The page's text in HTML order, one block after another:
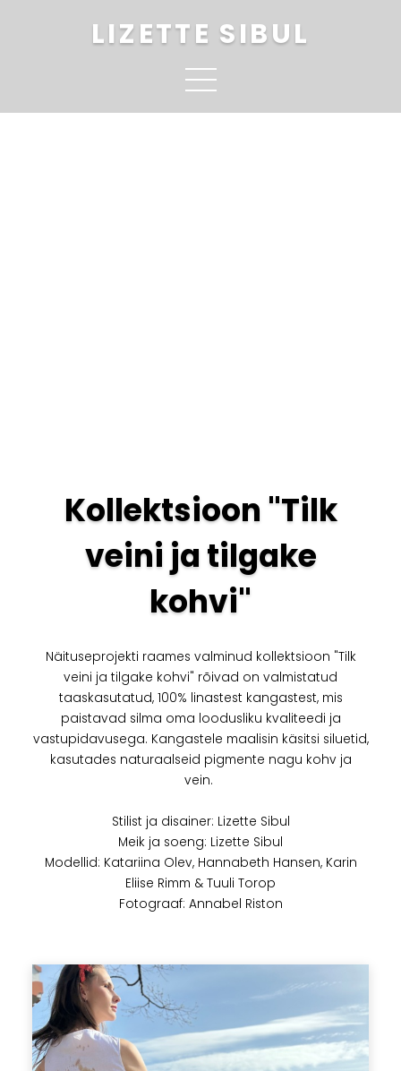
LIZETTE SIBUL
Kollektsioon "Tilk
veini ja tilgake
kohvi"
Näituseprojekti raames valminud kollektsioon "Tilk
veini ja tilgake kohvi" rõivad on valmistatud
taaskasutatud, 100% linastest kangastest, mis
paistavad silma oma loodusliku kvaliteedi ja
vastupidavusega. Kangastele maalisin käsitsi siluetid,
kasutades naturaalseid pigmente nagu kohv ja
vein.
Stilist ja disainer: Lizette Sibul
Meik ja soeng: Lizette Sibul
Modellid: Katariina Olev, Hannabeth Hansen, Karin
Eliise Rimm & Tuuli Torop
Fotograaf: Annabel Riston